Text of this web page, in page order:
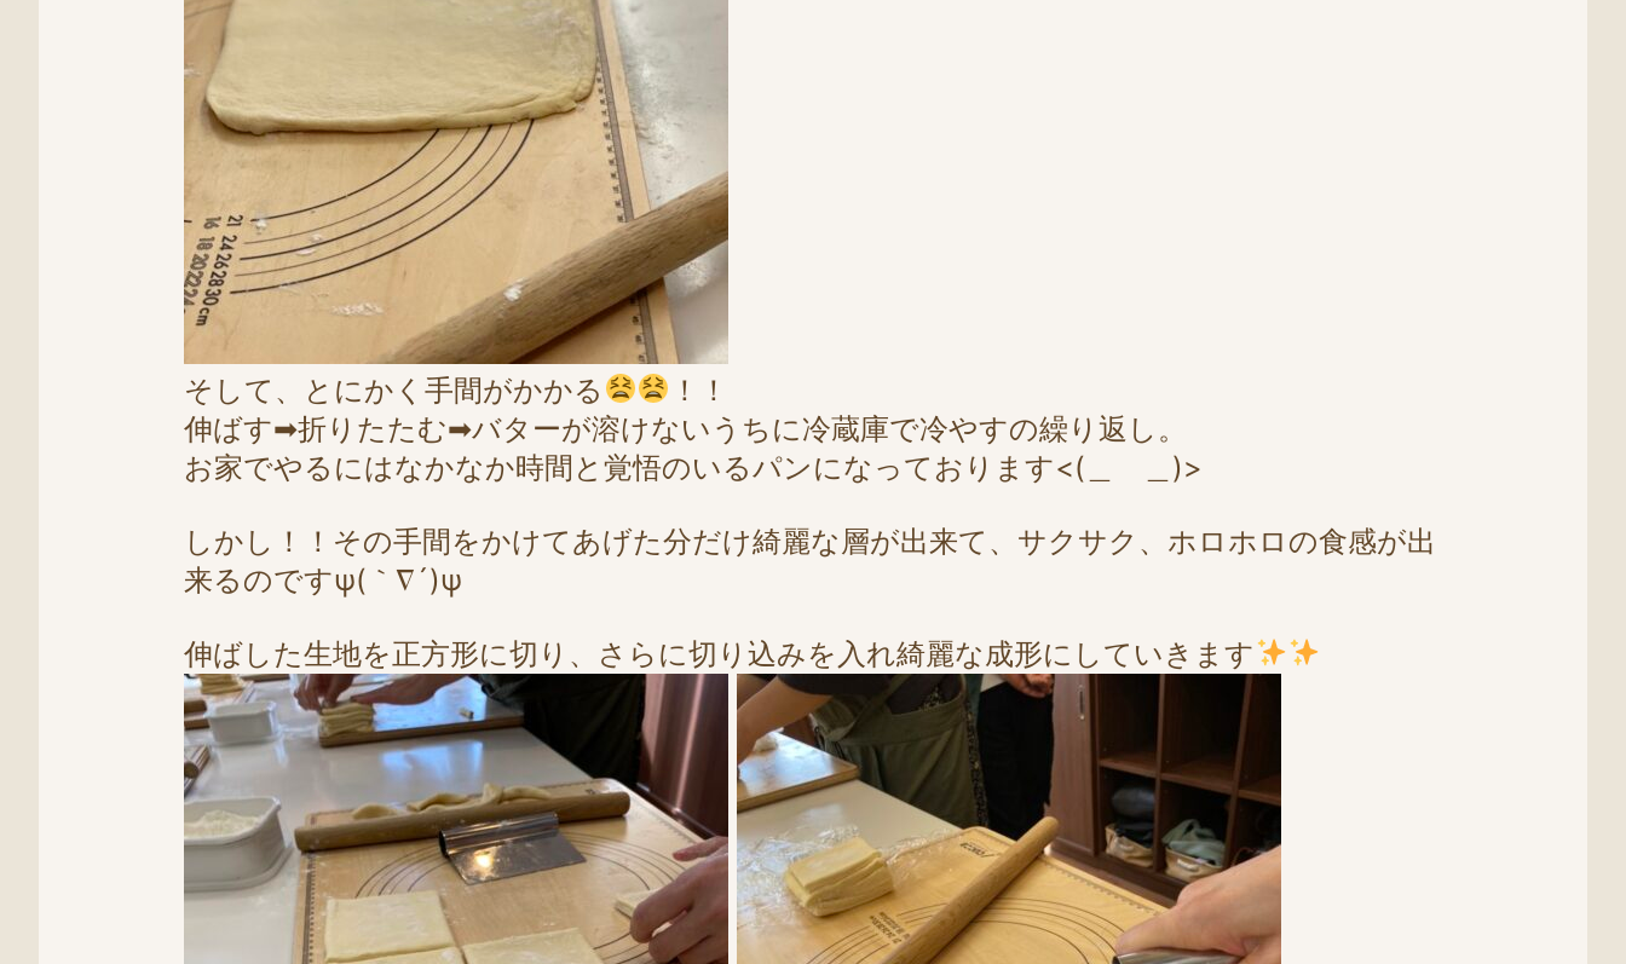
そして、とにかく手間がかかる
！！
伸ばす➡折りたたむ➡バターが溶けないうちに冷蔵庫で冷やすの繰り返し。
お家でやるにはなかなか時間と覚悟のいるパンになっております<(＿ ＿)>
しかし！！その手間をかけてあげた分だけ綺麗な層が出来て、サクサク、ホロホロの食感が出
来るのですψ(｀∇´)ψ
伸ばした生地を正方形に切り、さらに切り込みを入れ綺麗な成形にしていきます